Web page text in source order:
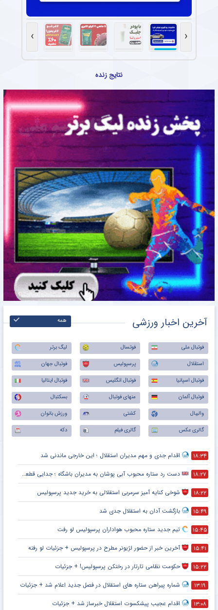
‹
›
نتایج زنده
آخرین اخبار ورزشی همه
فوتبال ملی فوتسال
لیگ برتر
استقلال
پرسپولیس
فوتبال جهان
فوتبال اسپانیا
فوتبال انگلیس
فوتبال ایتالیا
فوتبال آلمان
منهای فوتبال
بسکتبال
والیبال
کشتی
ورزش بانوان
گالری عکس
گالری فیلم دکه
۱۸:۳۴ اقدام جدی و مهم مدیران استقلال ؛ این خارجی ماندنی شد
۱۸:۲۷ دست رد ستاره محبوب آبی پوشان به مدیران باشگاه ؛ جدایی قطعی است !
۱۸:۲۲ شوخی کنایه آمیز سرمربی استقلالی به خرید جدید پرسپولیس
۱۵:۴۹ بازگشت آدان به استقلال جدی شد
۱۵:۴۵ تیم جدید ستاره محبوب هواداران پرسپولیس لو رفت
۱۵:۴۱ آخرین خبر از حضور لژیونر مطرح در پرسپولیس + جزئیات لو رفته
۱۵:۲۲ حکومت نظامی تارتار در رختکن پرسپولیس! + جزئیات
۱۳:۱۹ شماره پیراهن ستاره های استقلال در فصل جدید اعلام شد + جزئیات
۱۳:۰۸ اقدام عجیب پیشکسوت استقلال خبرساز شد + جزئیات